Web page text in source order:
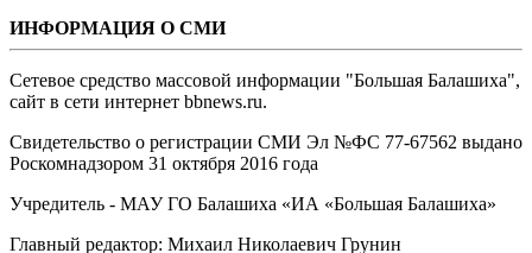
ИНФОРМАЦИЯ О СМИ
Сетевое средство массовой информации "Большая Балашиха",
сайт в сети интернет bbnews.ru.
Свидетельство о регистрации СМИ Эл №ФС ‎77-67562 выдано
Роскомнадзором 31 октября 2016 года
Учредитель - МАУ ГО Балашиха «ИА «Большая Балашиха»
Главный редактор: Михаил Николаевич Грунин